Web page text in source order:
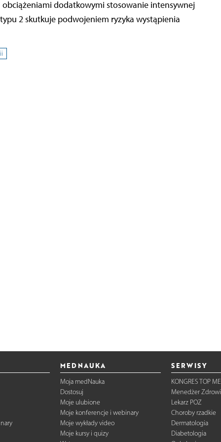
dodatkowymi stosowanie intensywnej
2 skutkuje podwojeniem ryzyka wystąpienia
MEDNAUKA
Moja medNauka
Dostosuj
Moje ulubione
Moje konferencje i webinary
Moje wykłady video
Moje kursy i quizy
SERWISY
KONGRES TOP
Menedżer
Lekarz POZ
Choroby rzadkie
Dermatologia
Diabetologia